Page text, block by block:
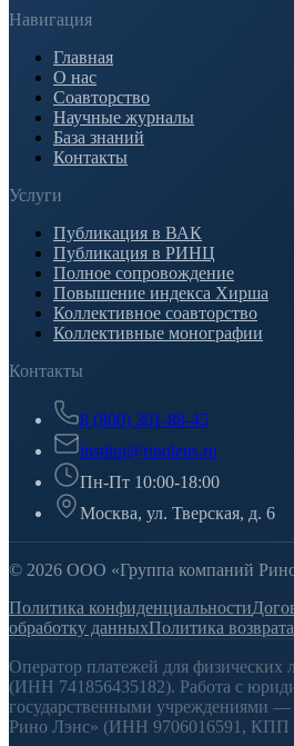
Навигация
Главная
О нас
Соавторство
Научные журналы
База знаний
Контакты
Услуги
Публикация в ВАК
Публикация в РИНЦ
Полное сопровождение
Повышение индекса Хирша
Коллективное соавторство
Коллективные монографии
Контакты
8 (800) 301-88-45
institut@rinolens.ru
Пн-Пт 10:00-18:00
Москва, ул. Тверская, д. 6
© 2026 ООО «Группа компаний
Политика конфиденциальности
обработку данныхПолитика возврата
Оператор платежей для
(ИНН 741856435182). Работа с
государственными учреждениями
Рино Лэнс» (ИНН 9706016591, КПП